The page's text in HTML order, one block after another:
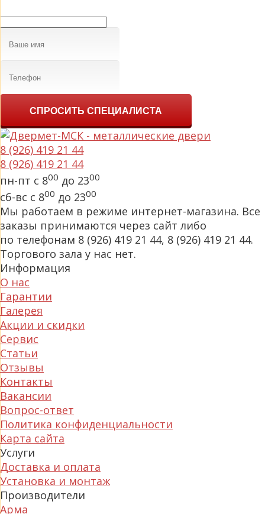
СПРОСИТЬ СПЕЦИАЛИСТА
8 (926) 419 21 44
8 (926) 419 21 44
пн-пт с 800 до 2300
сб-вс с 800 до 2300
Мы работаем в режиме интернет-магазина. Все
заказы принимаются через сайт либо
по телефонам 8 (926) 419 21 44, 8 (926) 419 21 44.
Торгового зала у нас нет.
Информация
О нас
Гарантии
Галерея
Акции и скидки
Сервис
Статьи
Отзывы
Контакты
Вакансии
Вопрос-ответ
Политика конфиденциальности
Карта сайта
Услуги
Доставка и оплата
Установка и монтаж
Производители
Арма